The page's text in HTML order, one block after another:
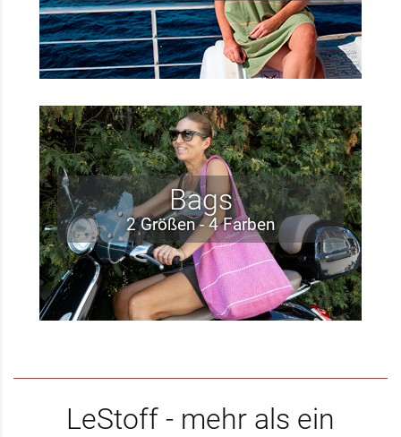
Bags
2 Größen - 4 Farben
LeStoff - mehr als ein